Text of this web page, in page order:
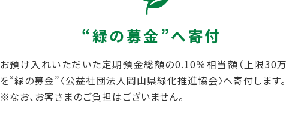
“緑の募金”へ寄付
お預け入れいただいた定期預金総額の0.10％相当額（上限30万
を“緑の募金”〈公益社団法人岡山県緑化推進協会〉へ寄付します。
※なお、お客さまのご負担はございません。